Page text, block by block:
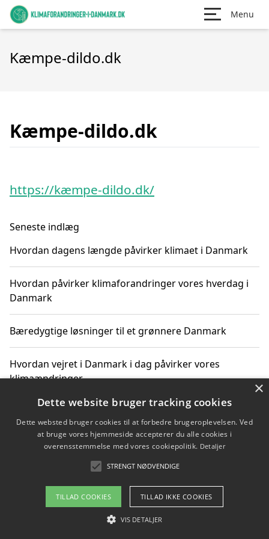
Menu
Kæmpe-dildo.dk
Kæmpe-dildo.dk
https://kæmpe-dildo.dk/
Seneste indlæg
Hvordan dagens længde påvirker klimaet i Danmark
Hvordan påvirker klimaforandringer vores hverdag i
Danmark
Bæredygtige løsninger til et grønnere Danmark
Hvordan vejret i Danmark i dag påvirker vores
klimaændringer
Hvordan klimaændringer påvirker danske unges
gaveønsker
Om / kontakt
Blog Betingelser
×
Dette website bruger tracking cookies
Dette websted bruger cookies til at forbedre brugeroplevelsen. Ved
at bruge vores hjemmeside accepterer du alle cookies i
overensstemmelse med vores cookiepolitik. Detaljer
STRENGT NØDVENDIGE
TILLAD COOKIES TILLAD IKKE COOKIES
VIS DETALJER